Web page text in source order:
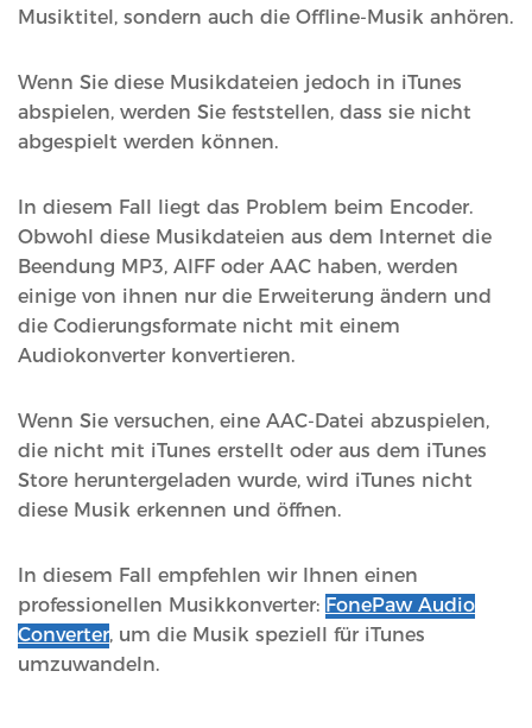
Musiktitel, sondern auch die Offline-Musik anhören.
Wenn Sie diese Musikdateien jedoch in iTunes
abspielen, werden Sie feststellen, dass sie nicht
abgespielt werden können.
In diesem Fall liegt das Problem beim Encoder.
Obwohl diese Musikdateien aus dem Internet die
Beendung MP3, AIFF oder AAC haben, werden
einige von ihnen nur die Erweiterung ändern und
die Codierungsformate nicht mit einem
Audiokonverter konvertieren.
Wenn Sie versuchen, eine AAC-Datei abzuspielen,
die nicht mit iTunes erstellt oder aus dem iTunes
Store heruntergeladen wurde, wird iTunes nicht
diese Musik erkennen und öffnen.
In diesem Fall empfehlen wir Ihnen einen
professionellen Musikkonverter: FonePaw Audio
Converter, um die Musik speziell für iTunes
umzuwandeln.